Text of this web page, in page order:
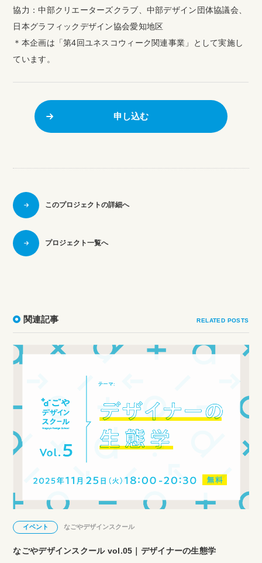
協力：中部クリエーターズクラブ、中部デザイン団体協議会、
日本グラフィックデザイン協会愛知地区
＊本企画は「第4回ユネスコウィーク関連事業」として実施し
ています。
申し込む
このプロジェクトの詳細へ
プロジェクト一覧へ
関連記事 RELATED POSTS
イベント なごやデザインスクール
なごやデザインスクール vol.05｜デザイナーの生態学